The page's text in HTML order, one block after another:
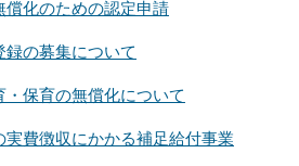
償化のための認定申請
録の募集について
・保育の無償化について
実費徴収にかかる補足給付事業